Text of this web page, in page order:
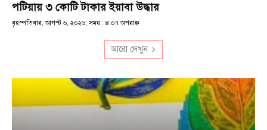
পটিয়ায় ৩ কোটি টাকার ইয়াবা উদ্ধার
বৃহস্পতিবার, আগস্ট ৬, ২০২৬; সময় : ৪:০৭ অপরাহ্ণ
আরো দেখুন